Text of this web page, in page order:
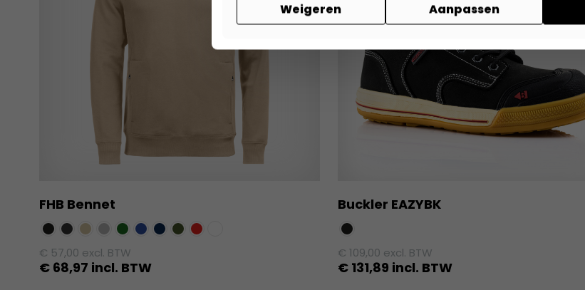
FHB Bennet
€ 57,00 excl. BTW
€68,97 incl. BTW
Buckler EAZYBK
€ 109,00 excl. BTW
€ 131,89 incl. BTW
Weigeren Aanpassen